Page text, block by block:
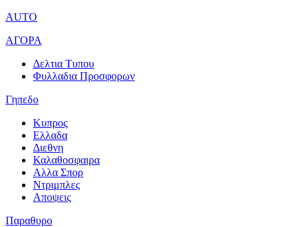
AUTO
ΑΓΟΡΑ
Δελτια Τυπου
Φυλλαδια Προσφορων
Γηπεδο
Κυπρος
Ελλαδα
Διεθνη
Καλαθοσφαιρα
Αλλα Σπορ
Ντριμπλες
Αποψεις
Παραθυρο